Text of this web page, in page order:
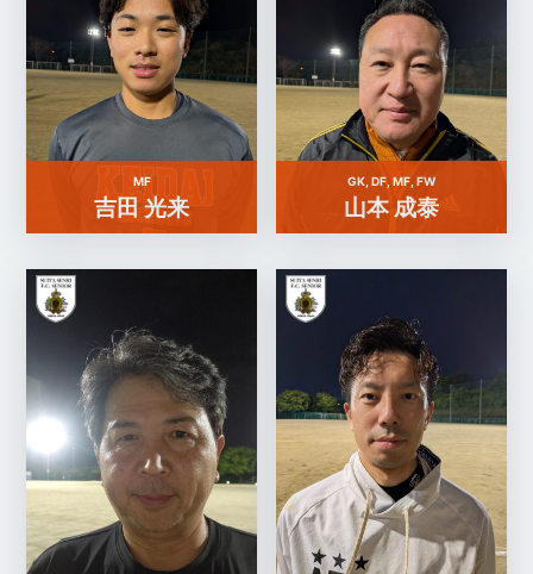
MF
吉田 光来
GK, DF, MF, FW
山本 成泰